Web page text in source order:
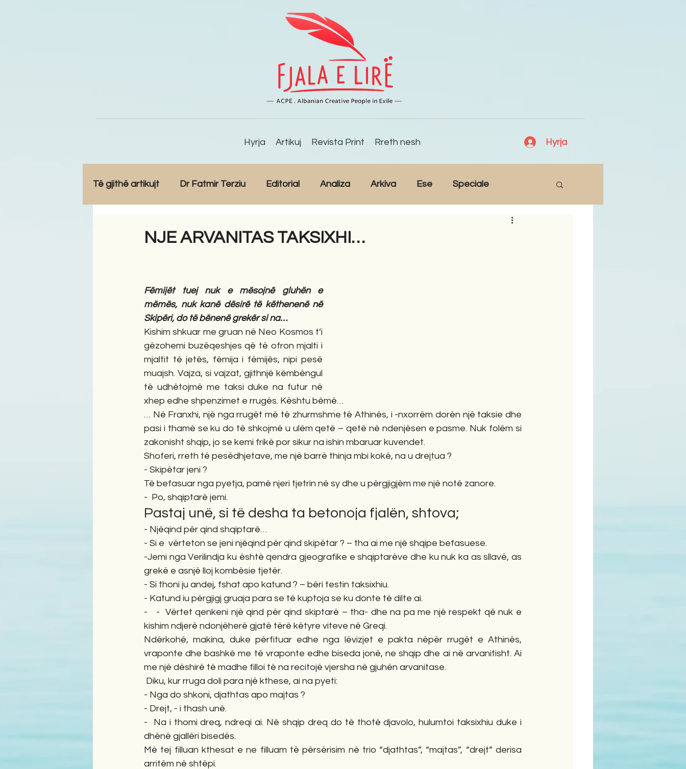
Hyrja Artikuj Revista Print Rreth nesh Hyrja
Të gjithë artikujt Dr Fatmir Terziu Editorial Analiza Arkiva Ese Speciale
NJE ARVANITAS TAKSIXHI…
Fëmijët tuej nuk e mësojnë gluhën e
mëmës, nuk kanë dësirë të këthenenë në
Skipëri, do të bënenë grekër si na…
Kishim shkuar me gruan në Neo Kosmos t’i
gëzohemi buzëqeshjes që të ofron mjalti i
mjaltit të jetës, fëmija i fëmijës, nipi pesë
muajsh. Vajza, si vajzat, gjithnjë këmbëngul
të udhëtojmë me taksi duke na futur në
xhep edhe shpenzimet e rrugës. Kështu bëmë…
… Në Franxhi, një nga rrugët më të zhurmshme të Athinës, i -nxorrëm dorën një taksie dhe
pasi i thamë se ku do të shkojmë u ulëm qetë – qetë në ndenjësen e pasme. Nuk folëm si
zakonisht shqip, jo se kemi frikë por sikur na ishin mbaruar kuvendet.
Shoferi, rreth të pesëdhjetave, me një barrë thinja mbi kokë, na u drejtua ?
- Skipëtar jeni ?
Të befasuar nga pyetja, pamë njeri tjetrin në sy dhe u përgjigjëm me një notë zanore.
-  Po, shqiptarë jemi.
Pastaj unë, si të desha ta betonoja fjalën, shtova;
- Njëqind për qind shqiptarë…
- Si e  vërteton se jeni njëqind për qind skipëtar ? – tha ai me një shqipe befasuese.
-Jemi nga Verilindja ku është qendra gjeografike e shqiptarëve dhe ku nuk ka as sllavë, as
grekë e asnjë lloj kombësie tjetër.
- Si thoni ju andej, fshat apo katund ? – bëri testin taksixhiu.
- Katund iu përgjigj gruaja para se të kuptoja se ku donte të dilte ai.
-   -  Vërtet qenkeni një qind për qind skiptarë – tha- dhe na pa me një respekt që nuk e
kishim ndjerë ndonjëherë gjatë tërë këtyre viteve në Greqi.
Ndërkohë, makina, duke përfituar edhe nga lëvizjet e pakta nëpër rrugët e Athinës,
vraponte dhe bashkë me të vraponte edhe biseda jonë, ne shqip dhe ai në arvanitisht. Ai
me një dëshirë të madhe filloi të na recitojë vjersha në gjuhën arvanitase.
Diku, kur rruga doli para një kthese, ai na pyeti:
- Nga do shkoni, djathtas apo majtas ?
- Drejt, - i thash unë.
-  Na i thomi dreq, ndreqi ai. Në shqip dreq do të thotë djavolo, hulumtoi taksixhiu duke i
dhënë gjallëri bisedës.
Më tej filluan kthesat e ne filluam të përsërisim në trio “djathtas”, “majtas”, “drejt” derisa
arritëm në shtëpi.